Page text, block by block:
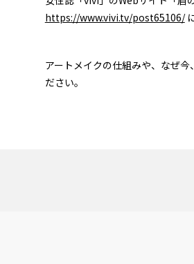
https://www.vivi.tv/post65106/
アートメイクの仕組みや、なぜ
ださい。